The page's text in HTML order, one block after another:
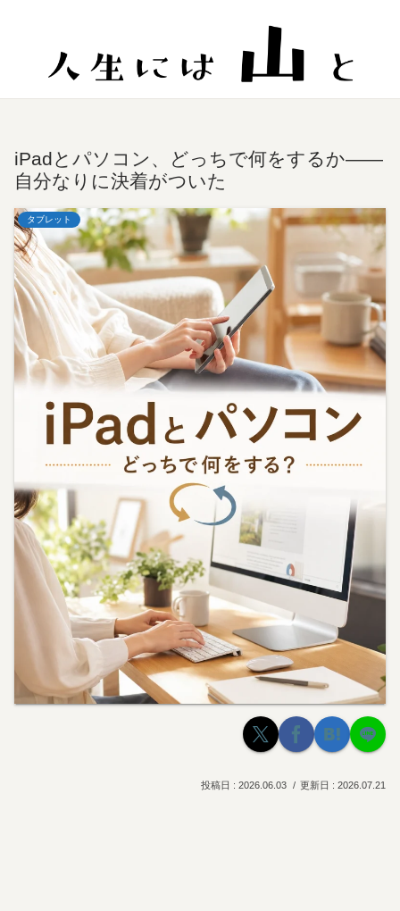
iPadとパソコン、どっちで何をするか——
自分なりに決着がついた
タブレット
2026.06.03 2026.07.21